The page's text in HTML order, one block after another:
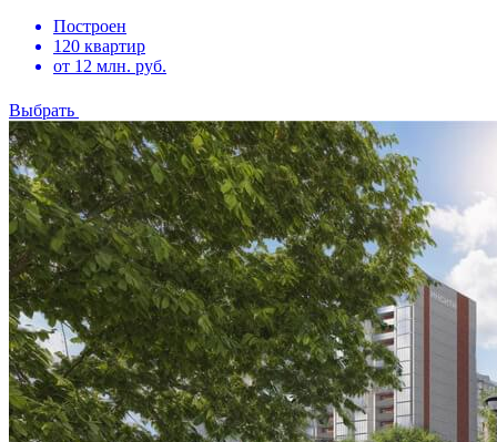
Построен
120 квартир
от 12 млн. руб.
Выбрать